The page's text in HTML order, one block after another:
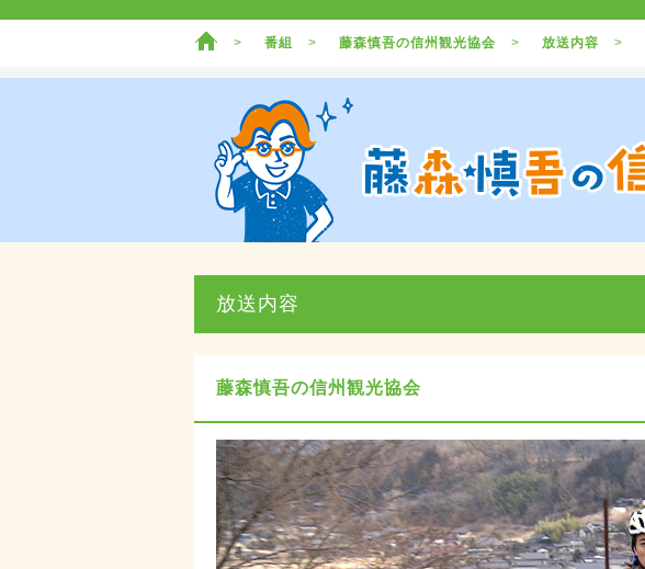
ホーム 番組 藤森慎吾の信州観光協会 放送内容
放送内容
藤森慎吾の信州観光協会